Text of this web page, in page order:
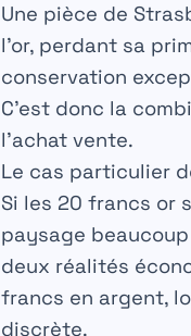
Une pièce de
l’or, perdant sa
conservation
C’est donc la
l’achat vente.
Le cas particulier
Si les 20 francs or
paysage
deux réalités
francs en argent,
discrète.